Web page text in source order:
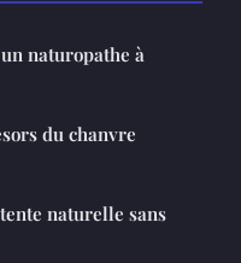
naturopathe à
du chanvre
naturelle sans